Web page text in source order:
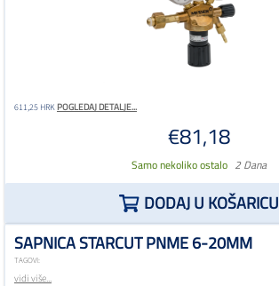
611,25 HRKPOGLEDAJ DETALJE...
€81,18
Samo nekoliko ostalo 2 Dana
DODAJ U KOŠARICU
SAPNICA STARCUT PNME 6-20MM
TAGOVI:
vidi više...